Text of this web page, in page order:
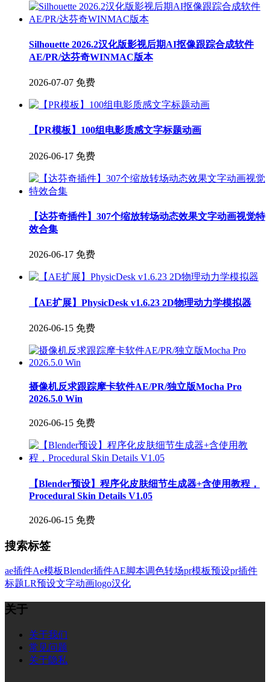
Silhouette 2026.2汉化版影视后期AI抠像跟踪合成软件
AE/PR/达芬奇WINMAC版本
2026-07-07 免费
【PR模板】100组电影质感文字标题动画
2026-06-17 免费
【达芬奇插件】307个缩放转场动态效果文字动画视觉特
效合集
2026-06-17 免费
【AE扩展】PhysicDesk v1.6.23 2D物理动力学模拟器
2026-06-15 免费
摄像机反求跟踪摩卡软件AE/PR/独立版Mocha Pro
2026.5.0 Win
2026-06-15 免费
【Blender预设】程序化皮肤细节生成器+含使用教程，
Procedural Skin Details V1.05
2026-06-15 免费
搜索标签
ae插件Ae模板Blender插件AE脚本调色转场pr模板预设pr插件
标题LR预设文字动画logo汉化
关于
关于我们
常见问题
关于隐私